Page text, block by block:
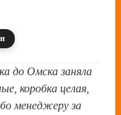
до Омска заняла
коробка целая,
менеджеру за